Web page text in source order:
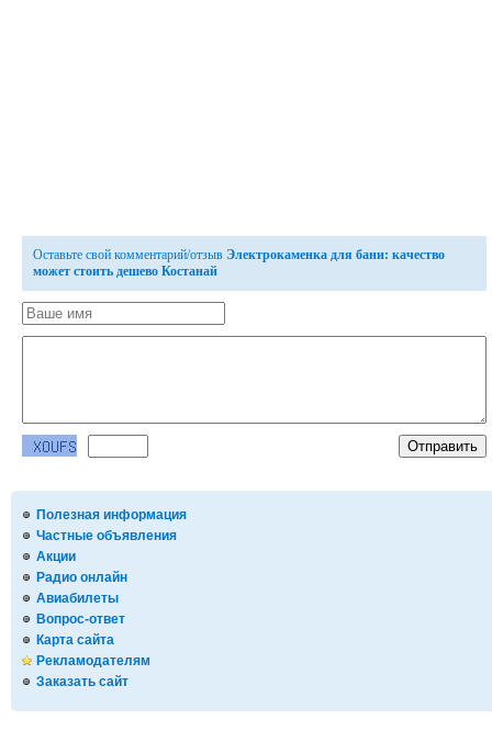
Полезная информация
Частные объявления
Акции
Радио онлайн
Авиабилеты
Вопрос-ответ
Карта сайта
Рекламодателям
Заказать сайт
Оставьте свой комментарий/отзыв Электрокаменка для бани: качество
может стоить дешево Костанай